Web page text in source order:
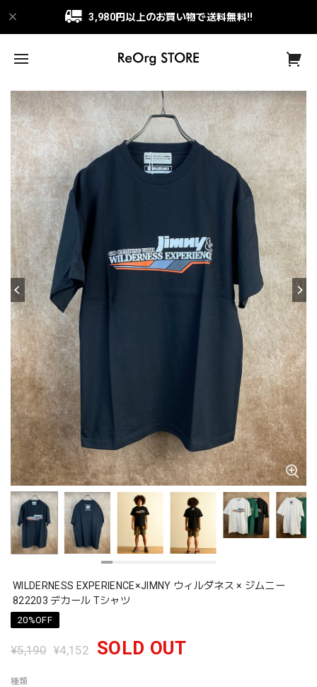
3,980円以上のお買い物で送料無料!!
WILDERNESS EXPERIENCE×JIMNY ウィルダネス × ジムニー
822203 デカール Tシャツ
20%OFF
¥5,190 ¥4,152 SOLD OUT
種類